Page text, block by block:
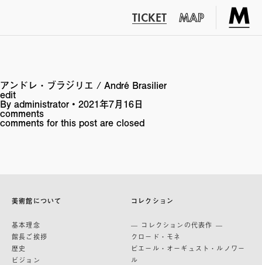
TICKET MAP
アンドレ・ブラジリエ / André Brasilier
edit
By administrator • 2021年7月16日
comments
comments for this post are closed
美術館について
基本理念
館長ご挨拶
歴史
ビジョン
コレクション
— コレクションの代表作 —
クロード・モネ
ピエール・オーギュスト・ルノワー
ル